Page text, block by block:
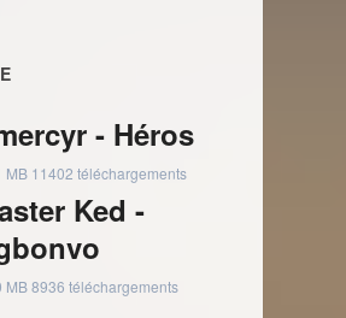
- Héros
MB 11402 téléchargements
Ked -
MB8936 téléchargements